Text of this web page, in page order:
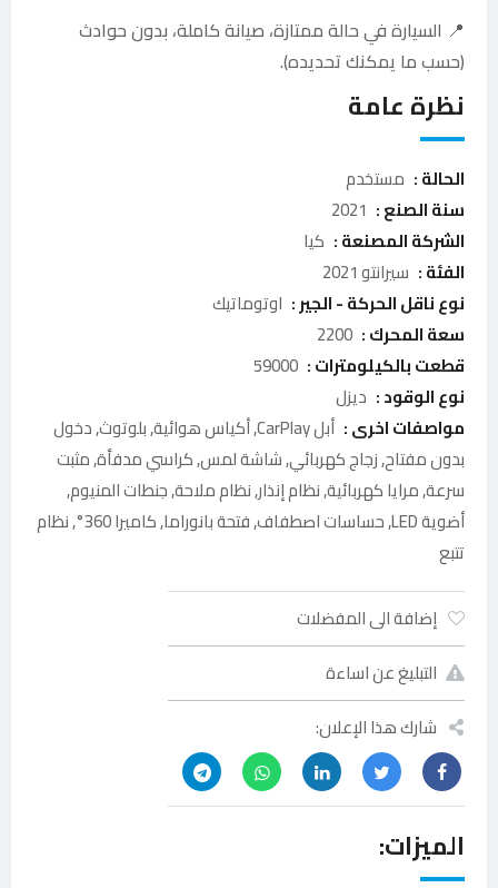
📍 السيارة في حالة ممتازة، صيانة كاملة، بدون حوادث
(حسب ما يمكنك تحديده).
نظرة عامة
الحالة : مستخدم
سنة الصنع : 2021
الشركة المصنعة : كيا
الفئة : سيرانتو 2021
نوع ناقل الحركة - الجير : اوتوماتيك
سعة المحرك : 2200
قطعت بالكيلومترات : 59000
نوع الوقود : ديزل
مواصفات اخرى :
أبل CarPlay, أكياس هوائية, بلوتوث, دخول
بدون مفتاح, زجاج كهربائي, شاشة لمس, كراسي مدفأة, مثبت
سرعة, مرايا كهربائية, نظام إنذار, نظام ملاحة, جنطات المنيوم,
أضوية LED, حساسات اصطفاف, فتحة بانوراما, كاميرا 360°, نظام
تتبع
إضافة الى المفضلات
التبليغ عن اساءة
شارك هذا الإعلان:
الميزات: